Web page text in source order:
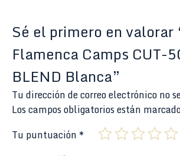
Sé el primero en valorar
Flamenca Camps CUT-
BLEND Blanca”
Tu dirección de correo electrónico no
Los campos obligatorios están
Tu puntuación *